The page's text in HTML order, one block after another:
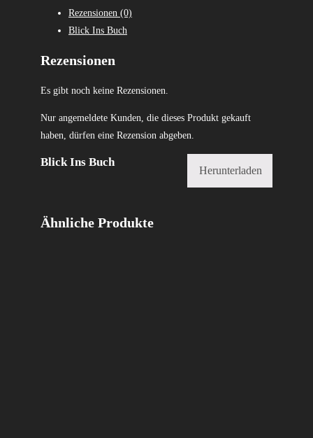
Rezensionen (0)
Blick Ins Buch
Rezensionen
Es gibt noch keine Rezensionen.
Nur angemeldete Kunden, die dieses Produkt gekauft
haben, dürfen eine Rezension abgeben.
Blick Ins Buch
Herunterladen
Ähnliche Produkte